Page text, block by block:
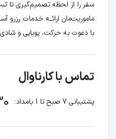
سفر را از لحظه‌ تصمیم‌گیری تا
ماموریت‌مان اراﺋــﻪ خدمات
با دعوت به حرکت، پویایی و
تماس با کارناوال
پشتیبانی 7 صبح تا 1 بامداد: